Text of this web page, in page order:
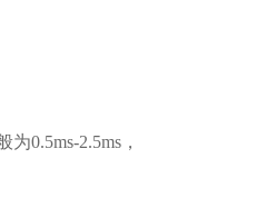
为0.5ms-2.5ms ，